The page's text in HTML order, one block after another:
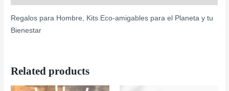
Regalos para Hombre, Kits Eco-amigables para el Planeta y tu
Bienestar
Related products